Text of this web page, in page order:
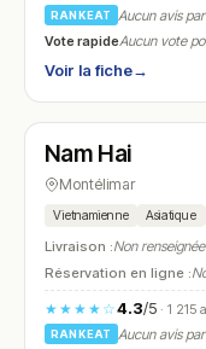
RANKEAT
Aucun avis
Vote rapideAucun vote
Voir la fiche→
N° 11
Nam Hai
Montélimar
Vietnamienne Asiatique
Livraison :Non renseignée
Réservation en ligne :
★★★★☆4.3/5· 1 215
RANKEAT
Aucun avis